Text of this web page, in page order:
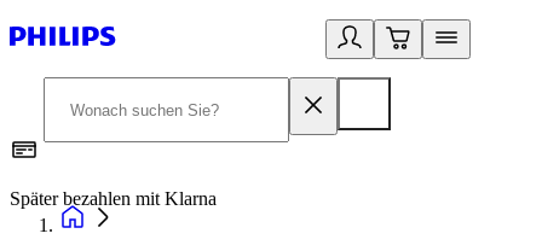
Später bezahlen mit Klarna